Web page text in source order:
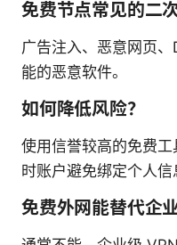
免费节点常见的二
广告注入、恶意网页
能的恶意软件。
如何降低风险？
使用信誉较高的免费
时账户避免绑定个人信
免费外网能替代企